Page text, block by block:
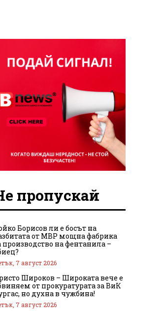
пропускай
Борисов ли е босът на
от МВР мощна фабрика
производство на фентанила –
7 август 2026
Широков – Широката вече е
от прокуратурата за ВиК
но духна в чужбина!
7 август 2026